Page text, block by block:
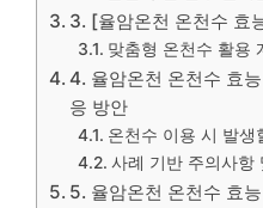
3. [율암온천 온천수 효
맞춤형 온천수 활용
4. 율암온천 온천수 효
응 방안
온천수 이용 시 발생
사례 기반 주의사항
5. 율암온천 온천수 효